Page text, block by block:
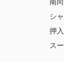
シ
押
ス